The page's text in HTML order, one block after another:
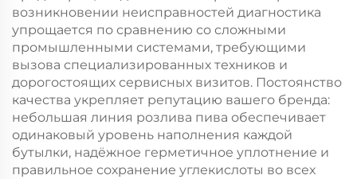
возникновении неисправностей диагностика
упрощается по сравнению со сложными
промышленными системами, требующими
вызова специализированных техников и
дорогостоящих сервисных визитов. Постоянство
качества укрепляет репутацию вашего бренда:
небольшая линия розлива пива обеспечивает
одинаковый уровень наполнения каждой
бутылки, надёжное герметичное уплотнение и
правильное сохранение углекислоты во всех